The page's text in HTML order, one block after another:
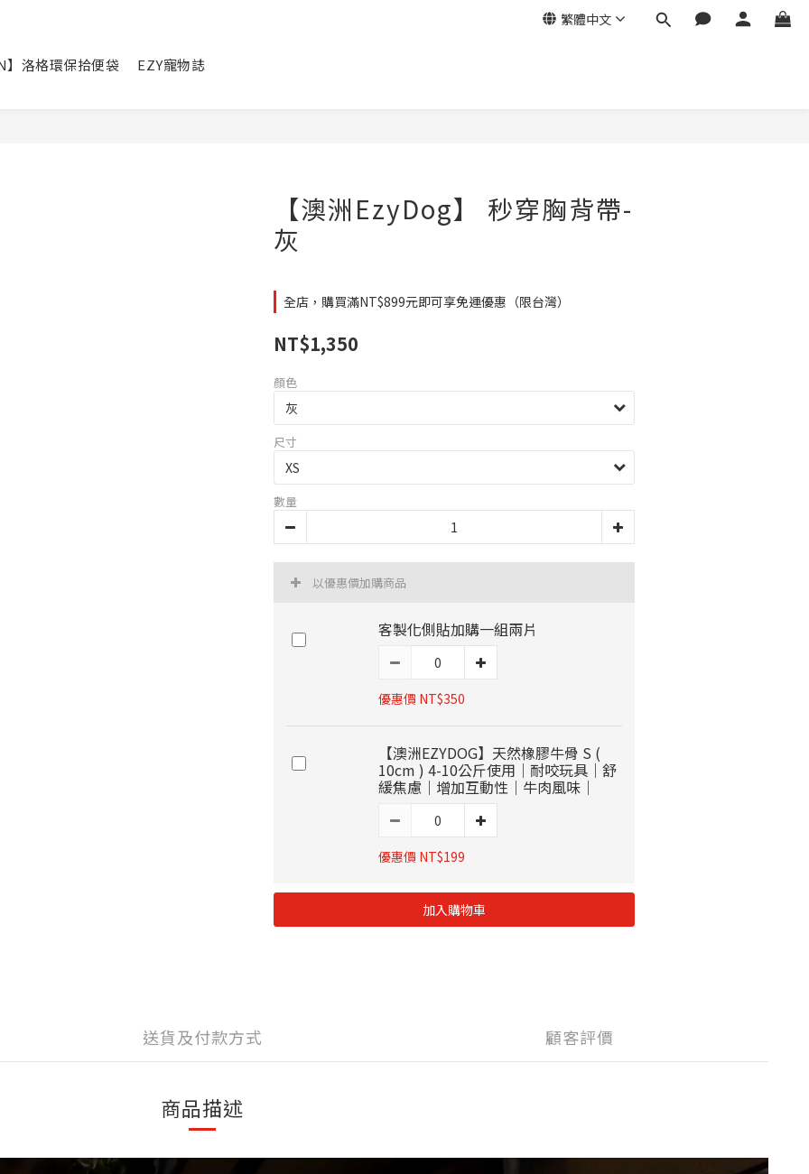
繁體中文
】洛格環保拾便袋 EZY寵物誌
【澳洲EzyDog】 秒穿胸背帶-
灰
全店，購買滿NT$899元即可享免運優惠（限台灣）
NT$1,350
顏色
尺寸
數量
以優惠價加購商品
客製化側貼加購一組兩片
優惠價 NT$350
【澳洲EZYDOG】天然橡膠牛骨 S (
10cm ) 4-10公斤使用｜耐咬玩具｜舒
緩焦慮｜增加互動性｜牛肉風味｜
優惠價 NT$199
加入購物車
送貨及付款方式 顧客評價
商品描述